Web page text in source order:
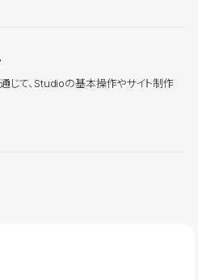
じて、Studioの基本操作やサイト制作